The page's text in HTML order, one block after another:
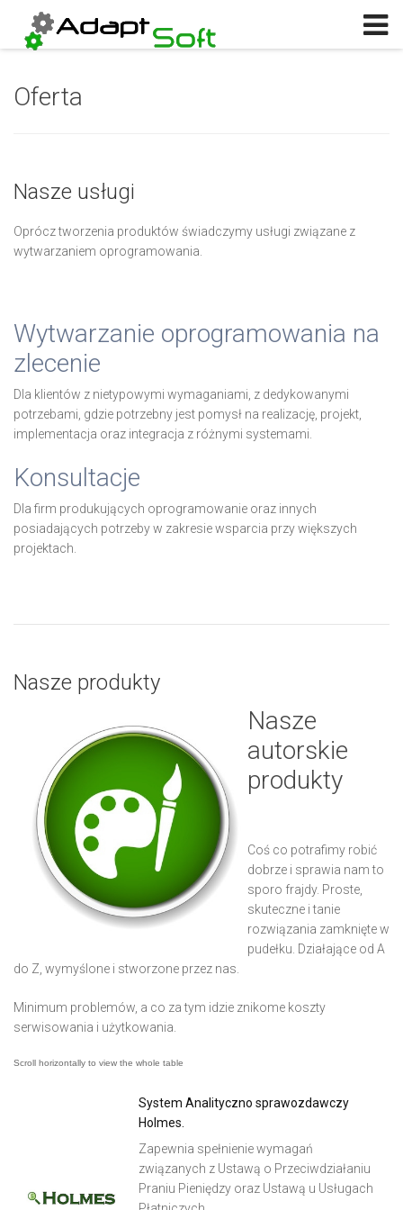
Oferta
Nasze usługi
Oprócz tworzenia produktów świadczymy usługi związane z
wytwarzaniem oprogramowania.
Wytwarzanie oprogramowania na
zlecenie
Dla klientów z nietypowymi wymaganiami, z dedykowanymi
potrzebami, gdzie potrzebny jest pomysł na realizację, projekt,
implementacja oraz integracja z różnymi systemami.
Konsultacje
Dla firm produkujących oprogramowanie oraz innych
posiadających potrzeby w zakresie wsparcia przy większych
projektach.
Nasze produkty
Nasze
autorskie
produkty
Coś co potrafimy robić
dobrze i sprawia nam to
sporo frajdy. Proste,
skuteczne i tanie
rozwiązania zamknięte w
pudełku. Działające od A
do Z, wymyślone i stworzone przez nas.
Minimum problemów, a co za tym idzie znikome koszty
serwisowania i użytkowania.
System Analityczno sprawozdawczy
Holmes.
Zapewnia spełnienie wymagań
związanych z Ustawą o Przeciwdziałaniu
Praniu Pieniędzy oraz Ustawą u Usługach
Log in
Nie pamiętasz hasła?